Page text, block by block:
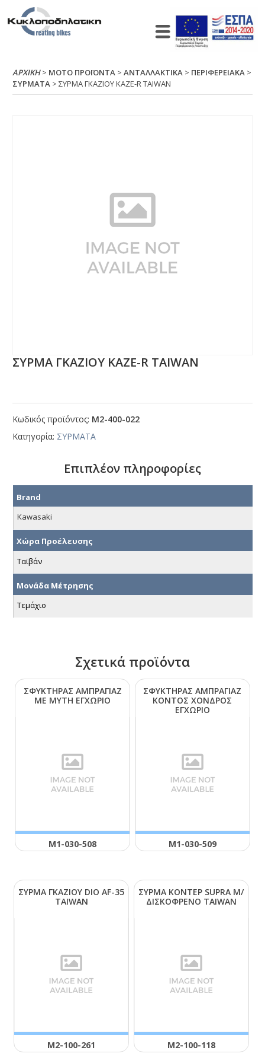
ΑΡΧΙΚΉ> ΜΟΤΟ ΠΡΟΪΟΝΤΑ >ΑΝΤΑΛΛΑΚΤΙΚΑ > ΠΕΡΙΦΕΡΕΙΑΚΑ >
ΣΥΡΜΑΤΑ > ΣΥΡΜΑ ΓΚΑΖΙΟΥ ΚΑΖΕ-R ΤΑΙWΑΝ
ΣΥΡΜΑ ΓΚΑΖΙΟΥ ΚΑΖΕ-R ΤΑΙWΑΝ
Κωδικός προϊόντος: Μ2-400-022
Κατηγορία: ΣΥΡΜΑΤΑ
Επιπλέον πληροφορίες
Brand
Kawasaki
Χώρα Προέλευσης
Ταϊβάν
Μονάδα Μέτρησης
Τεμάχιο
Σχετικά προϊόντα
ΣΦΥΚΤΗΡΑΣ ΑΜΠΡΑΓΙΑΖ
ΜΕ ΜΥΤΗ ΕΓΧΩΡΙΟ
Μ1-030-508
ΣΦΥΚΤΗΡΑΣ ΑΜΠΡΑΓΙΑΖ
ΚΟΝΤΟΣ ΧΟΝΔΡΟΣ
ΕΓΧΩΡΙΟ
Μ1-030-509
ΣΥΡΜΑ ΓΚΑΖΙΟΥ DΙΟ ΑF-35
ΤΑΙWΑΝ
Μ2-100-261
ΣΥΡΜΑ ΚΟΝΤΕΡ SUΡRΑ Μ/
ΔΙΣΚΟΦΡΕΝΟ ΤΑΙWΑΝ
Μ2-100-118